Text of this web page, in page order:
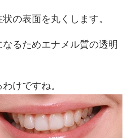
状の表面を丸くします。
るためエナメル質の透明
けですね。